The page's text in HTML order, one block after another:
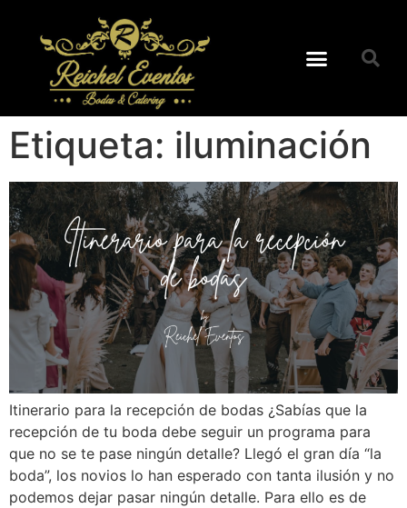
Etiqueta: iluminación
Itinerario para la recepción de bodas ¿Sabías que la
recepción de tu boda debe seguir un programa para
que no se te pase ningún detalle? Llegó el gran día “la
boda”, los novios lo han esperado con tanta ilusión y no
podemos dejar pasar ningún detalle. Para ello es de